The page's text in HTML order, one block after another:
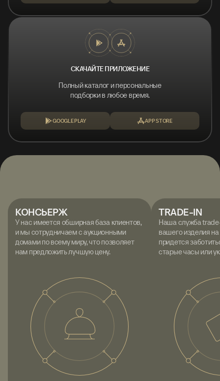
СКАЧАЙТЕ ПРИЛОЖЕНИЕ
Полный каталог и персональные
подборки в любое время.
GOOGLE PLAY APP STORE
КОНСЬЕРЖ
У нас имеется обширная база клиентов,
и мы сотрудничаем с аукционными
домами по всему миру, что позволяет
нам предложить лучшую цену.
TRADE-IN
Наша служба
вашего изделия
придется
старые часы или